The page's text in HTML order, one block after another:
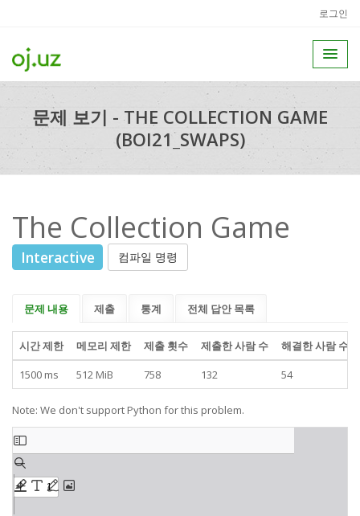
로그인
문제 보기 - THE COLLECTION GAME
(BOI21_SWAPS)
The Collection Game
Interactive 컴파일 명령
문제 내용 제출 통계 전체 답안 목록
시간 제한 메모리 제한 제출 횟수 제출한 사람 수
해결한 사람 수
1500 ms
512 MiB 758 132 54
Note: We don't support Python for this problem.